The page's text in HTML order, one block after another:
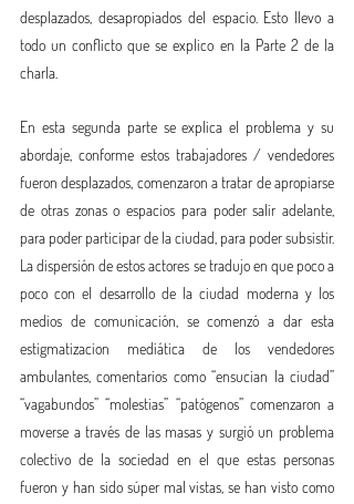
desplazados, desapropiados del espacio. Esto llevo a
todo un conflicto que se explico en la Parte 2 de la
charla.
En esta segunda parte se explica el problema y su
abordaje, conforme estos trabajadores / vendedores
fueron desplazados, comenzaron a tratar de apropiarse
de otras zonas o espacios para poder salir adelante,
para poder participar de la ciudad, para poder subsistir.
La dispersión de estos actores se tradujo en que poco a
poco con el desarrollo de la ciudad moderna y los
medios de comunicación, se comenzó a dar esta
estigmatizacion mediática de los vendedores
ambulantes, comentarios como “ensucian la ciudad”
“vagabundos” “molestias” “patógenos” comenzaron a
moverse a través de las masas y surgió un problema
colectivo de la sociedad en el que estas personas
fueron y han sido súper mal vistas, se han visto como